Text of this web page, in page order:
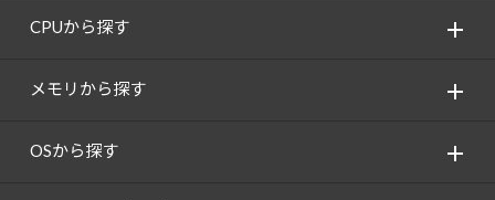
CPUから探す
メモリから探す
OSから探す